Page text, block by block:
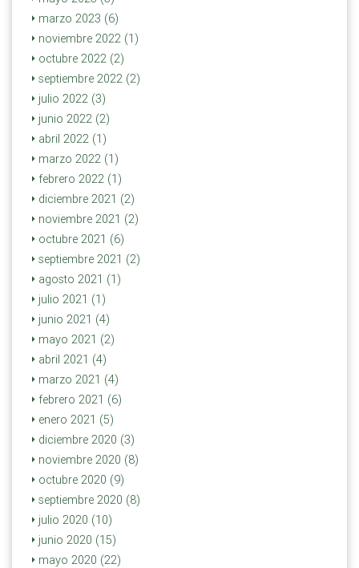
marzo 2023 (6)
noviembre 2022 (1)
octubre 2022 (2)
septiembre 2022 (2)
julio 2022 (3)
junio 2022 (2)
abril 2022 (1)
marzo 2022 (1)
febrero 2022 (1)
diciembre 2021 (2)
noviembre 2021 (2)
octubre 2021 (6)
septiembre 2021 (2)
agosto 2021 (1)
julio 2021 (1)
junio 2021 (4)
mayo 2021 (2)
abril 2021 (4)
marzo 2021 (4)
febrero 2021 (6)
enero 2021 (5)
diciembre 2020 (3)
noviembre 2020 (8)
octubre 2020 (9)
septiembre 2020 (8)
julio 2020 (10)
junio 2020 (15)
mayo 2020 (22)